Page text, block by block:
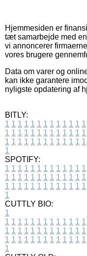
Hjemmesiden er
tæt samarbejde med
vi annoncerer
vores brugere
Data om varer og
kan ikke garantere
nyligste opdatering af
BITLY:
1 1 1 1 1 1 1 1 1 1 1 1 1
1 1 1 1 1 1 1 1 1 1 1 1 1
1 1 1 1 1 1 1 1 1 1 1 1 1
1
SPOTIFY:
1 1 1 1 1 1 1 1 1 1 1 1 1
1 1 1 1 1 1 1 1 1 1 1 1 1
1 1 1 1 1 1 1 1 1 1 1 1 1
1
CUTTLY BIO:
1
1 1 1 1 1 1 1 1 1 1 1 1 1
1 1 1 1 1 1 1 1 1 1 1 1 1
1 1 1 1 1 1 1 1 1 1 1 1 1
1